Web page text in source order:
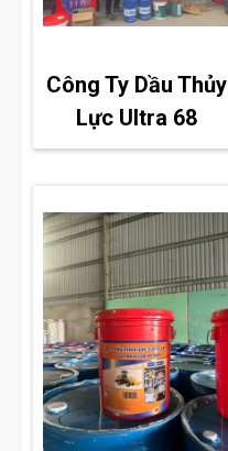
Công Ty Dầu Thủy
Lực Ultra 68